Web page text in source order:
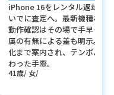
iPhone 16をレンタル返却のつ
いでに査定へ。最新機種なの
動作確認はその場で手早く、
属の有無による差も明示。初
化まで案内され、テンポよく
わった手際。
41歳 女